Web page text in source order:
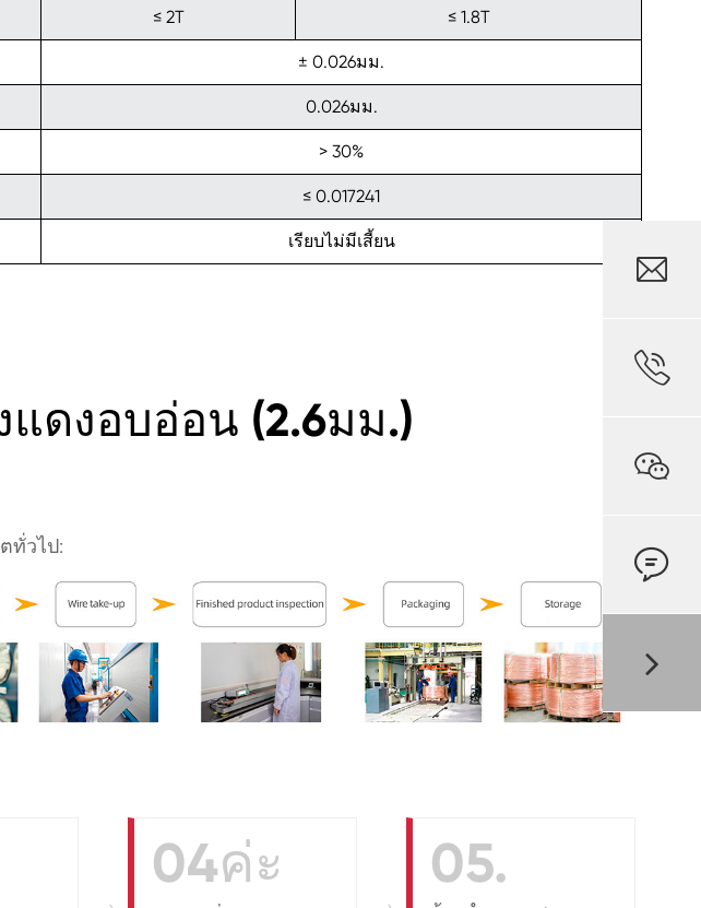
≤ 2T ≤ 1.8T
± 0.026มม.
0.026มม.
> 30%
≤ 0.017241
เรียบไม่มีเสี้ยน
ดงอบอ่อน (2.6มม.)
ทั่วไป:
04ค่ะ 05.



